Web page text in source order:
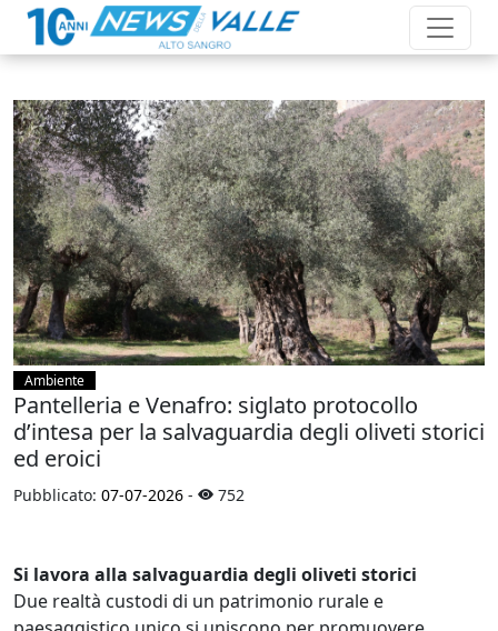
Ambiente
Pantelleria e Venafro: siglato protocollo
d’intesa per la salvaguardia degli oliveti storici
ed eroici
Pubblicato: 07-07-2026 - 752
Si lavora alla salvaguardia degli oliveti storici
Due realtà custodi di un patrimonio rurale e